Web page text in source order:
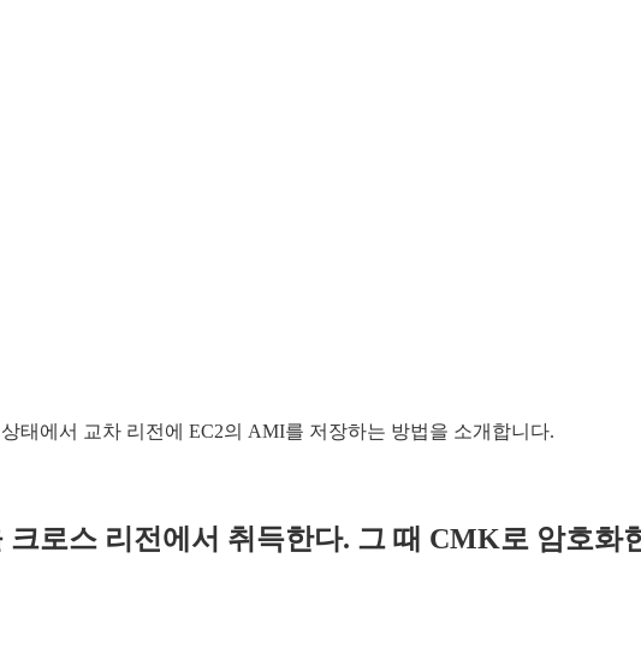
태에서 교차 리전에 EC2의 AMI를 저장하는 방법을 소개합니다.
로스 리전에서 취득한다. 그 때 CMK로 암호화